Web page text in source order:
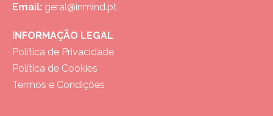
Email: geral@inmind.pt
INFORMAÇÃO LEGAL
Política de Privacidade
Política de Cookies
Termos e Condições